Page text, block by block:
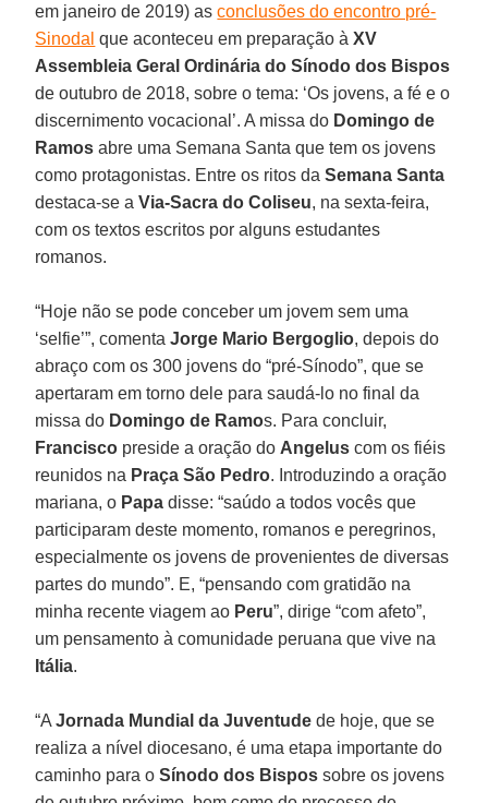
em janeiro de 2019) asconclusões do encontro pré-
Sinodal que aconteceu em preparação àXV
Assembleia Geral Ordinária do Sínodo dos Bispos
de outubro de 2018, sobre o tema: ‘Os jovens, a fé e o
discernimento vocacional’. A missa do Domingo de
Ramos abre uma Semana Santa que tem os jovens
como protagonistas. Entre os ritos daSemana Santa
destaca-se aVia-Sacra do Coliseu, na sexta-feira,
com os textos escritos por alguns estudantes
romanos.
“Hoje não se pode conceber um jovem sem uma
‘selfie’”, comentaJorge Mario Bergoglio, depois do
abraço com os 300 jovens do “pré-Sínodo”, que se
apertaram em torno dele para saudá-lo no final da
missa do Domingo de Ramos. Para concluir,
Francisco preside a oração do Angelus com os fiéis
reunidos na Praça São Pedro. Introduzindo a oração
mariana, o Papa disse: “saúdo a todos vocês que
participaram deste momento, romanos e peregrinos,
especialmente os jovens de provenientes de diversas
partes do mundo”. E, “pensando com gratidão na
minha recente viagem ao Peru”, dirige “com afeto”,
um pensamento à comunidade peruana que vive na
Itália.
“AJornada Mundial da Juventude de hoje, que se
realiza a nível diocesano, é uma etapa importante do
caminho para oSínodo dos Bispos sobre os jovens